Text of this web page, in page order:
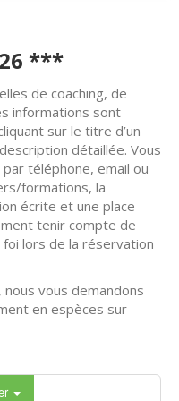
***
de coaching, de
informations sont
sur le titre d’un
détaillée. Vous
téléphone, email ou
formations, la
écrite et une place
tenir compte de
lors de la réservation
nous vous demandons
en espèces sur